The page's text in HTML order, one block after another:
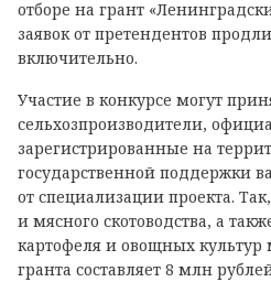
отборе на грант
заявок от претендентов
включительно.
Участие в конкурсе могут
сельхозпроизводители,
зарегистрированные на
государственной поддержки
от специализации проекта.
и мясного скотоводства, а
картофеля и овощных
гранта составляет 8 млн